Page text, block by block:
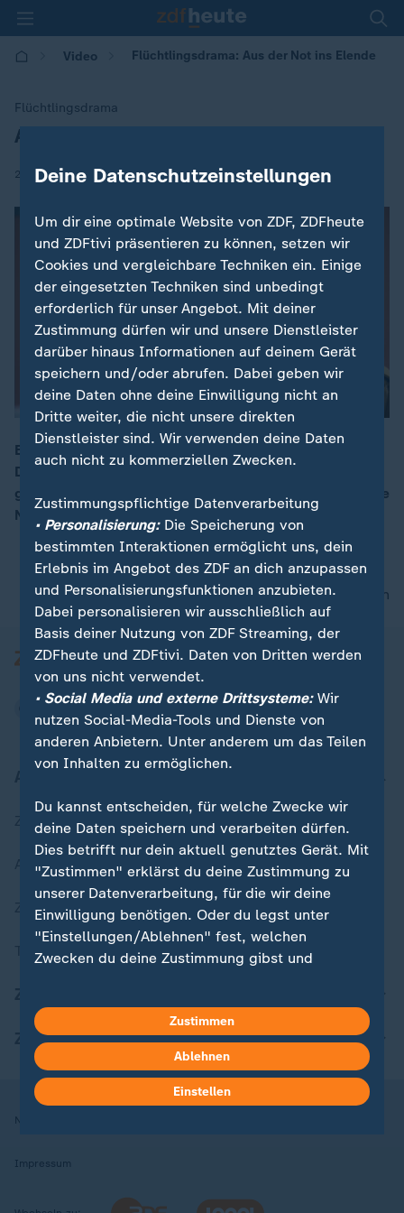
Video Flüchtlingsdrama: Aus der Not ins Elende
Flüchtlingsdrama
:
Aus der Not ins Elend
23.10.2017 | 22:07
Es ist eine der größten humanitären Krisen der Welt:
Die Versorgung der rund 600.000 aus Myanmar
geflohenen Rohingya. Doch wie soll das selbst so arme
Nachbarland Bangladesch das stemmen?
nach oben
Zuletzt veröffentlicht
Aktuelle Sendungs-Videos
ZDFheute Stories
Themen im Überblick
ZDFheute Apps
Nutzungsbedingungen
Impressum
Deine Datenschutzeinstellungen
Um dir eine optimale Website von ZDF, ZDFheute
und ZDFtivi präsentieren zu können, setzen wir
Cookies und vergleichbare Techniken ein. Einige
der eingesetzten Techniken sind unbedingt
erforderlich für unser Angebot. Mit deiner
Zustimmung dürfen wir und unsere Dienstleister
darüber hinaus Informationen auf deinem Gerät
speichern und/oder abrufen. Dabei geben wir
deine Daten ohne deine Einwilligung nicht an
Dritte weiter, die nicht unsere direkten
Dienstleister sind. Wir verwenden deine Daten
auch nicht zu kommerziellen Zwecken.
Zustimmungspflichtige Datenverarbeitung
• Personalisierung:Die Speicherung von
bestimmten Interaktionen ermöglicht uns, dein
Erlebnis im Angebot des ZDF an dich anzupassen
und Personalisierungsfunktionen anzubieten.
Dabei personalisieren wir ausschließlich auf
Basis deiner Nutzung von ZDF Streaming, der
ZDFheute und ZDFtivi. Daten von Dritten werden
von uns nicht verwendet.
• Social Media und externe Drittsysteme:Wir
nutzen Social-Media-Tools und Dienste von
anderen Anbietern. Unter anderem um das Teilen
von Inhalten zu ermöglichen.
Du kannst entscheiden, für welche Zwecke wir
deine Daten speichern und verarbeiten dürfen.
Dies betrifft nur dein aktuell genutztes Gerät. Mit
"Zustimmen" erklärst du deine Zustimmung zu
unserer Datenverarbeitung, für die wir deine
Einwilligung benötigen. Oder du legst unter
"Einstellungen/Ablehnen" fest, welchen
Zwecken du deine Zustimmung gibst und
in deinen Einstellungen widerrufen oder ändern.
Hier findest du das Impressum.
Weitere Informationen findest du in unserer
Datenschutzerklärung.
Zustimmen
Ablehnen
Einstellen